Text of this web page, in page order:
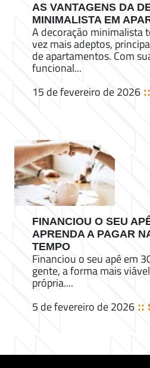
AS VANTAGENS DA
MINIMALISTA EM
A decoração minimalista
vez mais adeptos,
de apartamentos. Com
funcional...
15 de fevereiro de 2026
FINANCIOU O SEU
APRENDA A PAGAR
TEMPO
Financiou o seu apê em
gente, a forma mais
própria....
5 de fevereiro de 2026 ::